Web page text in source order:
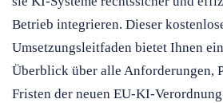
Betrieb integrieren. Dieser
Umsetzungsleitfaden bietet Ihnen
Überblick über alle Anforderungen,
Fristen der neuen EU-KI-